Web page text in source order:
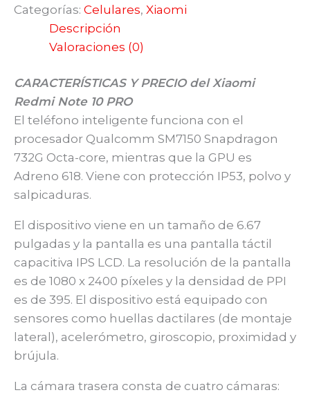
Categorías: Celulares, Xiaomi
Descripción
Valoraciones (0)
CARACTERÍSTICAS Y PRECIO del Xiaomi
Redmi Note 10 PRO
El teléfono inteligente funciona con el
procesador Qualcomm SM7150 Snapdragon
732G Octa-core, mientras que la GPU es
Adreno 618. Viene con protección IP53, polvo y
salpicaduras.
El dispositivo viene en un tamaño de 6.67
pulgadas y la pantalla es una pantalla táctil
capacitiva IPS LCD. La resolución de la pantalla
es de 1080 x 2400 píxeles y la densidad de PPI
es de 395. El dispositivo está equipado con
sensores como huellas dactilares (de montaje
lateral), acelerómetro, giroscopio, proximidad y
brújula.
La cámara trasera consta de cuatro cámaras: